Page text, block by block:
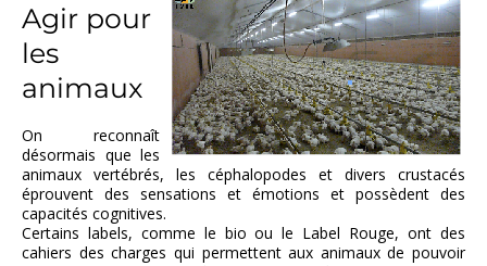
Agir pour
les
animaux
On reconnaît
désormais que les
animaux vertébrés, les céphalopodes et divers crustacés
éprouvent des sensations et émotions et possèdent des
capacités cognitives.
Certains labels, comme le bio ou le Label Rouge, ont des
cahiers des charges qui permettent aux animaux de pouvoir